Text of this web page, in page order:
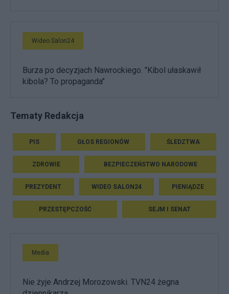
Wideo Salon24
Burza po decyzjach Nawrockiego. "Kibol ułaskawił
kibola? To propaganda"
Tematy Redakcja
PIS GŁOS REGIONÓW ŚLEDZTWA
ZDROWIE BEZPIECZEŃSTWO NARODOWE
PREZYDENT WIDEO SALON24 PIENIĄDZE
PRZESTĘPCZOŚĆ SEJM I SENAT
Media
Nie żyje Andrzej Morozowski. TVN24 żegna